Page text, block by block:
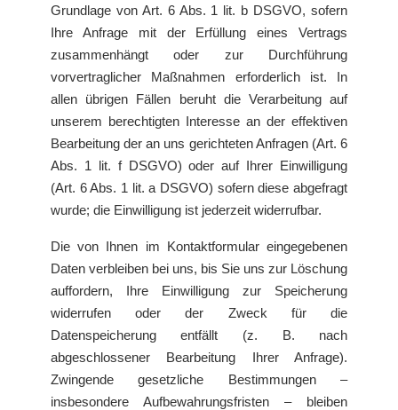
Grundlage von Art. 6 Abs. 1 lit. b DSGVO, sofern
Ihre Anfrage mit der Erfüllung eines Vertrags
zusammenhängt oder zur Durchführung
vorvertraglicher Maßnahmen erforderlich ist. In
allen übrigen Fällen beruht die Verarbeitung auf
unserem berechtigten Interesse an der effektiven
Bearbeitung der an uns gerichteten Anfragen (Art. 6
Abs. 1 lit. f DSGVO) oder auf Ihrer Einwilligung
(Art. 6 Abs. 1 lit. a DSGVO) sofern diese abgefragt
wurde; die Einwilligung ist jederzeit widerrufbar.
Die von Ihnen im Kontaktformular eingegebenen
Daten verbleiben bei uns, bis Sie uns zur Löschung
auffordern, Ihre Einwilligung zur Speicherung
widerrufen oder der Zweck für die
Datenspeicherung entfällt (z. B. nach
abgeschlossener Bearbeitung Ihrer Anfrage).
Zwingende gesetzliche Bestimmungen –
insbesondere Aufbewahrungsfristen – bleiben